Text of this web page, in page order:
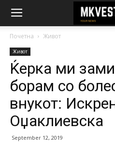
Почетна Живот
Живот
Ќерка ми
борам со
внукот:
Оџаклиевска
September 12, 2019